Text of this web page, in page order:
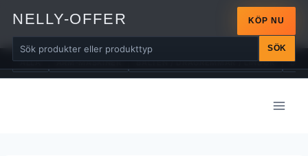
NELLY-OFFER
SÖK
KÖP NU
ALLA ARM-MASKINER BÄLTEN / DRAGREMMAR / LINDOR